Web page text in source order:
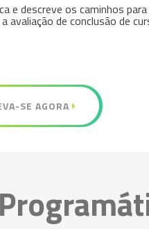
descreve os caminhos
de conclusão de
SE AGORA